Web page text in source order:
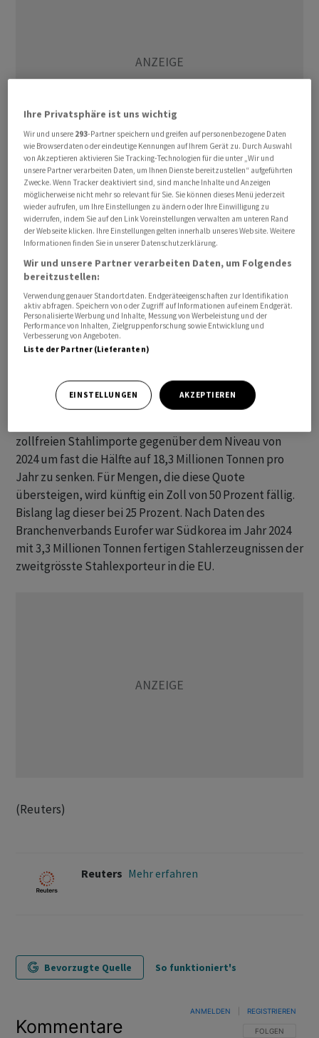
Südkoreanische Stahlproduzenten sollten
«wohlwollend berücksichtigt» werden, teilte ‌das
Präsidialamt in Seoul am ‌Donnerstag mit. Lee habe ​
diese Forderung am Mittwoch bei einem Gipfeltreffen
mit EU-Ratspräsident Antonio Costa und EU-
Kommissionschefin Ursula von der Leyen in Belgien
vorgebracht. Dabei habe er betont, ‌dass
südkoreanische Unternehmen keinen schlechteren
Marktzugang erhalten dürften als ihre Wettbewerber. Er
verwies auf die Rolle seines ​Landes als strategischer
Freihandelsabkommen.
zollfreien Stahlimporte gegenüber dem ‌Niveau von
2024 um fast die Hälfte auf 18,3 Millionen Tonnen pro
Jahr zu senken. Für Mengen, ​die ​diese Quote
übersteigen, ⁠wird künftig ein Zoll von 50 ​Prozent fällig.
⁠Bislang lag dieser bei 25 Prozent. Nach ‌Daten des
Branchenverbands Eurofer war Südkorea im Jahr 2024
mit 3,3 Millionen Tonnen fertigen ‌Stahlerzeugnissen der
zweitgrösste Stahlexporteur in die EU.
(Reuters)
Reuters Mehr erfahren
Bevorzugte Quelle So funktioniert's
Kommentare FOLGE DIESER
FOLGEN
ANMELDEN REGISTRIEREN
Ihre Privatsphäre ist uns wichtig
Wir und unsere 293-Partner speichern und greifen auf personenbezogene Daten
wie Browserdaten oder eindeutige Kennungen auf Ihrem Gerät zu. Durch Auswahl
von Akzeptieren aktivieren Sie Tracking-Technologien für die unter „Wir und
unsere Partner verarbeiten Daten, um Ihnen Dienste bereitzustellen“ aufgeführten
Zwecke. Wenn Tracker deaktiviert sind, sind manche Inhalte und Anzeigen
möglicherweise nicht mehr so relevant für Sie. Sie können dieses Menü jederzeit
wieder aufrufen, um Ihre Einstellungen zu ändern oder Ihre Einwilligung zu
widerrufen, indem Sie auf den Link Voreinstellungen verwalten am unteren Rand
der Webseite klicken. Ihre Einstellungen gelten innerhalb unseres Website. Weitere
Informationen finden Sie in unserer Datenschutzerklärung.
Wir und unsere Partner verarbeiten Daten, um Folgendes
bereitzustellen:
Verwendung genauer Standortdaten. Endgeräteeigenschaften zur Identifikation
aktiv abfragen. Speichern von oder Zugriff auf Informationen auf einem Endgerät.
Personalisierte Werbung und Inhalte, Messung von Werbeleistung und der
Performance von Inhalten, Zielgruppenforschung sowie Entwicklung und
Verbesserung von Angeboten.
Liste der Partner (Lieferanten)
EINSTELLUNGEN AKZEPTIEREN